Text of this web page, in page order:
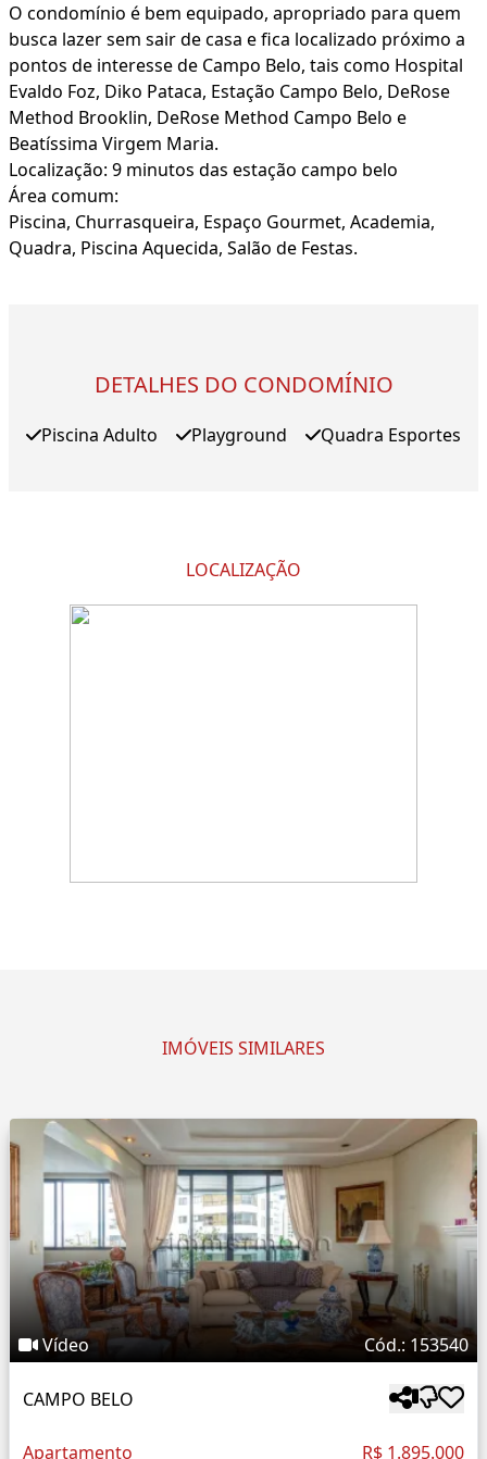
O condomínio é bem equipado, apropriado para quem
busca lazer sem sair de casa e fica localizado próximo a
pontos de interesse de Campo Belo, tais como Hospital
Evaldo Foz, Diko Pataca, Estação Campo Belo, DeRose
Method Brooklin, DeRose Method Campo Belo e
Beatíssima Virgem Maria.
Localização: 9 minutos das estação campo belo
Área comum:
Piscina, Churrasqueira, Espaço Gourmet, Academia,
Quadra, Piscina Aquecida, Salão de Festas.
DETALHES DO CONDOMÍNIO
Piscina Adulto Playground Quadra Esportes
LOCALIZAÇÃO
IMÓVEIS SIMILARES
Vídeo Cód.: 153540
CAMPO BELO
Apartamento R$ 1.895.000